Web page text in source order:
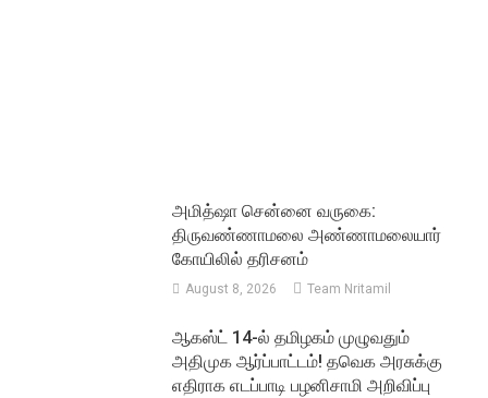
அமித்ஷா சென்னை வருகை:
திருவண்ணாமலை அண்ணாமலையார்
கோயிலில் தரிசனம்
August 8, 2026 Team Nritamil
ஆகஸ்ட் 14-ல் தமிழகம் முழுவதும்
அதிமுக ஆர்ப்பாட்டம்! தவெக அரசுக்கு
எதிராக எடப்பாடி பழனிசாமி அறிவிப்பு